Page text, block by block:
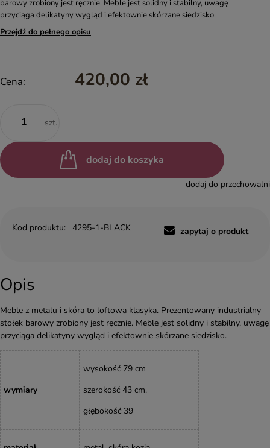
barowy zrobiony jest ręcznie. Meble jest solidny i stabilny, uwagę
przyciąga delikatyny wygląd i efektownie skórzane siedzisko.
Przejdź do pełnego opisu
Cena: 420,00 zł
szt.
dodaj do koszyka
dodaj do przechowalni
Kod produktu: 4295-1-BLACK zapytaj o produkt
Opis
Meble z metalu i skóra to loftowa klasyka. Prezentowany industrialny
stołek barowy zrobiony jest ręcznie. Meble jest solidny i stabilny, uwagę
przyciąga delikatyny wygląd i efektownie skórzane siedzisko.
wymiary
wysokość 79 cm
szerokość 43 cm.
głębokość 39